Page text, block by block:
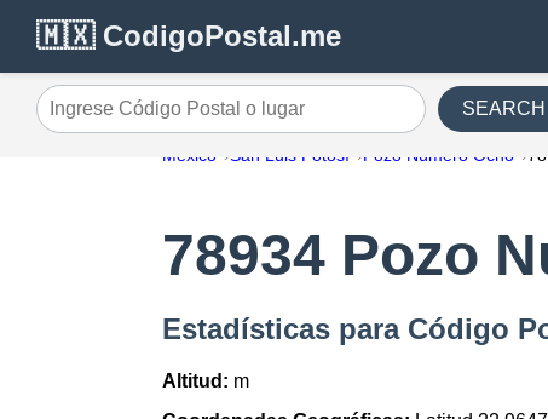
🇲🇽 CodigoPostal.me
Ingrese Código Postal o lugar SEARCH
México San Luis Potosí Pozo Número Ocho
78934 Pozo
Estadísticas para Código
Altitud: m